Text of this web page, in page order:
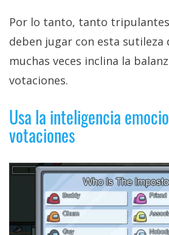
Por lo tanto, tanto
deben jugar con esta sutileza
muchas veces inclina la
votaciones.
Usa la inteligencia
votaciones